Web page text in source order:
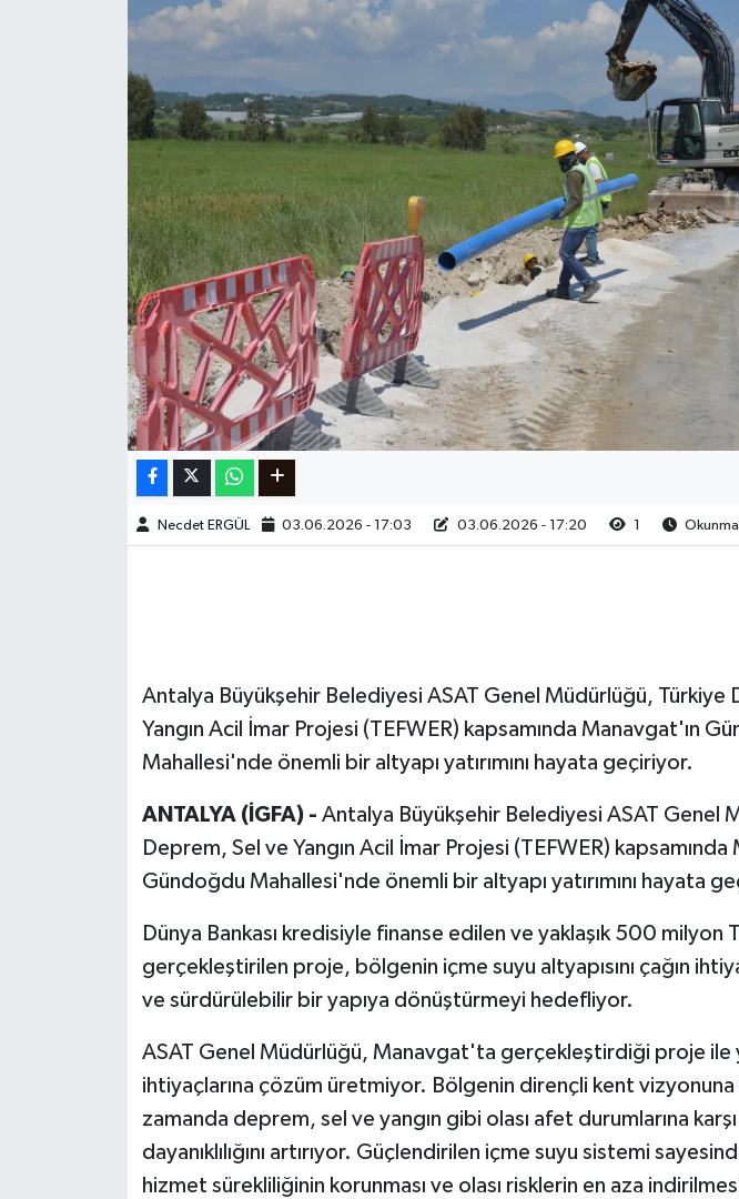
Necdet ERGÜL 03.06.2026 - 17:03 03.06.2026 - 17:20 1
Antalya Büyükşehir Belediyesi ASAT Genel Müdürlüğü, Türkiye
Yangın Acil İmar Projesi (TEFWER) kapsamında Manavgat'ın
Mahallesi'nde önemli bir altyapı yatırımını hayata geçiriyor.
ANTALYA (İGFA) - Antalya Büyükşehir Belediyesi ASAT Genel
Deprem, Sel ve Yangın Acil İmar Projesi (TEFWER)
Gündoğdu Mahallesi'nde önemli bir altyapı yatırımını hayata
Dünya Bankası kredisiyle finanse edilen ve yaklaşık 500 milyon
gerçekleştirilen proje, bölgenin içme suyu altyapısını çağın
ve sürdürülebilir bir yapıya dönüştürmeyi hedefliyor.
ASAT Genel Müdürlüğü, Manavgat'ta gerçekleştirdiği proje ile
ihtiyaçlarına çözüm üretmiyor. Bölgenin dirençli kent vizyonuna
zamanda deprem, sel ve yangın gibi olası afet durumlarına karşı
dayanıklılığını artırıyor. Güçlendirilen içme suyu sistemi
hizmet sürekliliğinin korunması ve olası risklerin en aza